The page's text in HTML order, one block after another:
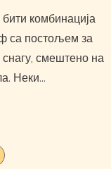
са постољем за
смештено на
Неки…